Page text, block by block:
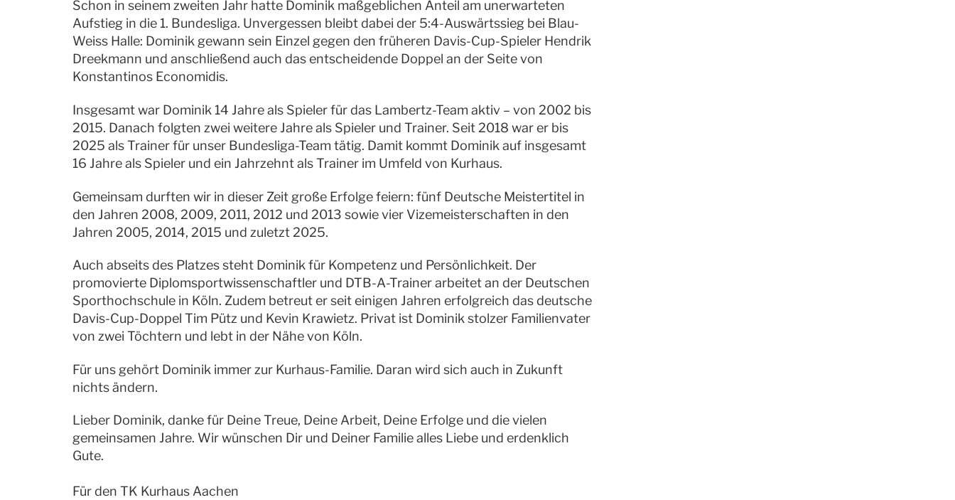
Schon in seinem zweiten Jahr hatte Dominik maßgeblichen Anteil am unerwarteten
Aufstieg in die 1. Bundesliga. Unvergessen bleibt dabei der 5:4-Auswärtssieg bei Blau-
Weiss Halle: Dominik gewann sein Einzel gegen den früheren Davis-Cup-Spieler Hendrik
Dreekmann und anschließend auch das entscheidende Doppel an der Seite von
Konstantinos Economidis.
Insgesamt war Dominik 14 Jahre als Spieler für das Lambertz-Team aktiv – von 2002 bis
2015. Danach folgten zwei weitere Jahre als Spieler und Trainer. Seit 2018 war er bis
2025 als Trainer für unser Bundesliga-Team tätig. Damit kommt Dominik auf insgesamt
16 Jahre als Spieler und ein Jahrzehnt als Trainer im Umfeld von Kurhaus.
Gemeinsam durften wir in dieser Zeit große Erfolge feiern: fünf Deutsche Meistertitel in
den Jahren 2008, 2009, 2011, 2012 und 2013 sowie vier Vizemeisterschaften in den
Jahren 2005, 2014, 2015 und zuletzt 2025.
Auch abseits des Platzes steht Dominik für Kompetenz und Persönlichkeit. Der
promovierte Diplomsportwissenschaftler und DTB-A-Trainer arbeitet an der Deutschen
Sporthochschule in Köln. Zudem betreut er seit einigen Jahren erfolgreich das deutsche
Davis-Cup-Doppel Tim Pütz und Kevin Krawietz. Privat ist Dominik stolzer Familienvater
von zwei Töchtern und lebt in der Nähe von Köln.
Für uns gehört Dominik immer zur Kurhaus-Familie. Daran wird sich auch in Zukunft
nichts ändern.
Lieber Dominik, danke für Deine Treue, Deine Arbeit, Deine Erfolge und die vielen
gemeinsamen Jahre. Wir wünschen Dir und Deiner Familie alles Liebe und erdenklich
Gute.
Für den TK Kurhaus Aachen